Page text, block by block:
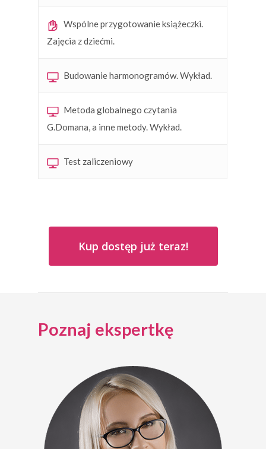
Wspólne przygotowanie książeczki.
Zajęcia z dziećmi.
Budowanie harmonogramów. Wykład.
Metoda globalnego czytania
G.Domana, a inne metody. Wykład.
Test zaliczeniowy
Kup dostęp już teraz!
Poznaj ekspertkę